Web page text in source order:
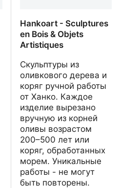
Hankoart - Sculptures
en Bois & Objets
Artistiques
Скульптуры из
оливкового дерева и
коряг ручной работы
от Ханко. Каждое
изделие вырезано
вручную из корней
оливы возрастом
200–500 лет или
коряг, обработанных
морем. Уникальные
работы - не могут
быть повторены.